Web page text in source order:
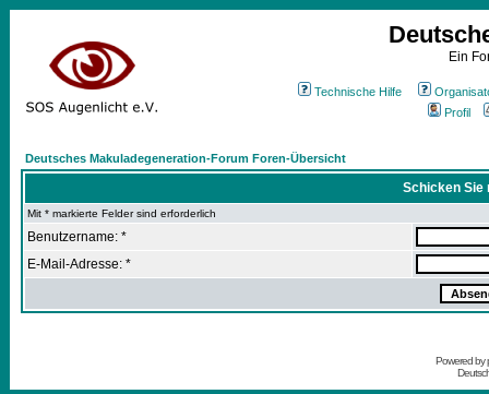
Ein
Technische Hilfe
Profil
Deutsches Makuladegeneration-Forum Foren-Übersicht
Schicken Sie
Mit * markierte Felder sind erforderlich
Benutzername: *
E-Mail-Adresse: *
Powered by